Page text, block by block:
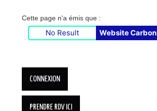
Cette page n'a émis que :
No Result Website Carbon